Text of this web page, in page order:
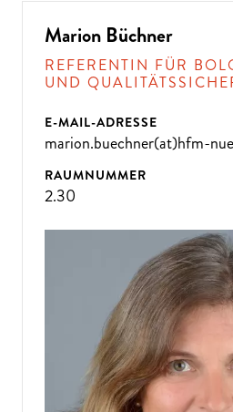
Marion Büchner
REFERENTIN FÜR
UND
E-MAIL-ADRESSE
marion.buechner(at)hfm-
RAUMNUMMER
2.30